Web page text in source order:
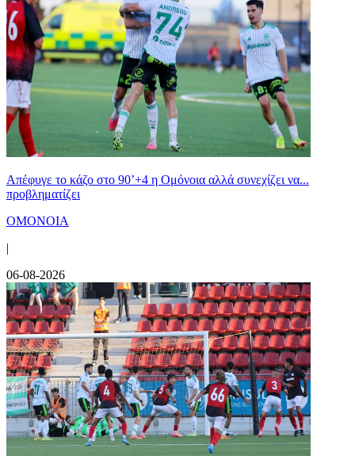
Απέφυγε το κάζο στο 90’+4 η Ομόνοια αλλά συνεχίζει να...
προβληματίζει
ΟΜΟΝΟΙΑ
|
06-08-2026